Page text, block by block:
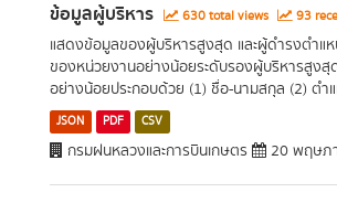
ข้อมูลผู้บริหาร 630 total views 93
แสดงข้อมูลของผู้บริหารสูงสุด และผู้ดำรงตำแ
ของหน่วยงานอย่างน้อยระดับรองผู้บริหารสูงสุ
อย่างน้อยประกอบด้วย (1) ชื่อ-นามสกุล (2) ตำ
JSON PDF CSV
กรมฝนหลวงและการบินเกษตร 20 พฤษภ